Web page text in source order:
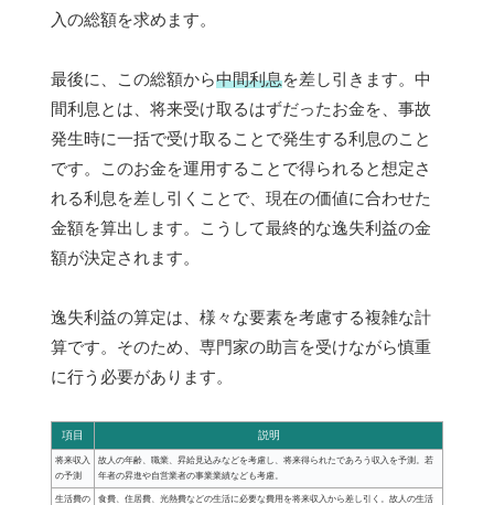
入の総額を求めます。
最後に、この総額から中間利息を差し引きます。中
間利息とは、将来受け取るはずだったお金を、事故
発生時に一括で受け取ることで発生する利息のこと
です。このお金を運用することで得られると想定さ
れる利息を差し引くことで、現在の価値に合わせた
金額を算出します。こうして最終的な逸失利益の金
額が決定されます。
逸失利益の算定は、様々な要素を考慮する複雑な計
算です。そのため、専門家の助言を受けながら慎重
に行う必要があります。
項目 説明
将来収入
の予測
故人の年齢、職業、昇給見込みなどを考慮し、将来得られたであろう収入を予測。若
年者の昇進や自営業者の事業業績なども考慮。
生活費の
食費、住居費、光熱費などの生活に必要な費用を将来収入から差し引く。故人の生活